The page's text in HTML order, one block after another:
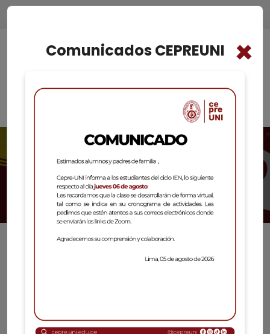
INSCRIPCIONES LIMA: CICLO BÁSICO -
Comunicados CEPREUNI ×